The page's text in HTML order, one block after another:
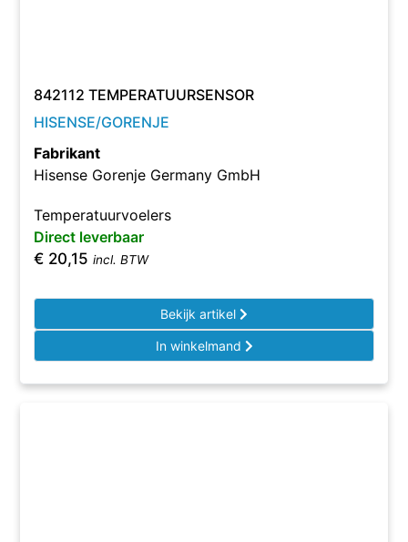
842112 TEMPERATUURSENSOR
HISENSE/GORENJE
Fabrikant
Hisense Gorenje Germany GmbH
Temperatuurvoelers
Direct leverbaar
€ 20,15 incl. BTW
Bekijk artikel
In winkelmand